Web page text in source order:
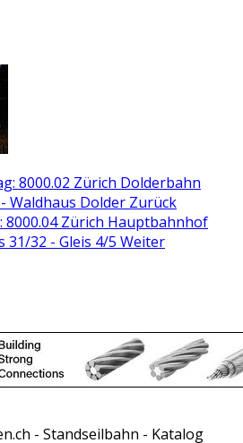
8000.02 Zürich Dolderbahn
Waldhaus Dolder Zurück
8000.04 Zürich Hauptbahnhof
31/32 - Gleis 4/5 Weiter
- Standseilbahn - Katalog